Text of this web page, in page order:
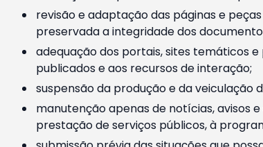
revisão e adaptação das páginas e
preservada a integridade dos
adequação dos portais, sites temáticos e
publicados e aos recursos de interação;
suspensão da produção e da
manutenção apenas de notícias, avisos
prestação de serviços públicos, à